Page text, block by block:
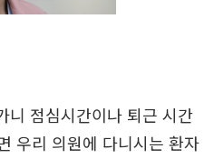
니 점심시간이나 퇴근 시간
우리 의원에 다니시는 환자